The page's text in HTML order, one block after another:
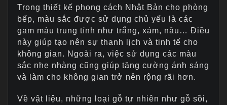
Trong thiết kế phong cách Nhật Bản cho phòng
bếp, màu sắc được sử dụng chủ yếu là các
gam màu trung tính như trắng, xám, nâu… Điều
này giúp tạo nên sự thanh lịch và tinh tế cho
không gian. Ngoài ra, việc sử dụng các màu
sắc nhẹ nhàng cũng giúp tăng cường ánh sáng
và làm cho không gian trở nên rộng rãi hơn.
Về vật liệu, những loại gỗ tự nhiên như gỗ sồi,